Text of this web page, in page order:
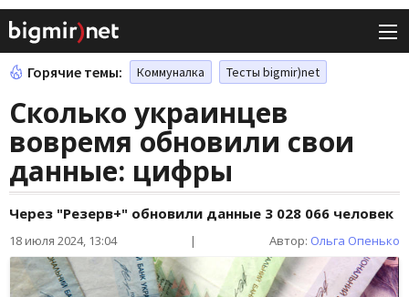
Горячие темы: Коммуналка Тесты bigmir)net
Сколько украинцев
вовремя обновили свои
данные: цифры
Через "Резерв+" обновили данные 3 028 066 человек
18 июля 2024, 13:04 | Автор: Ольга Опенько